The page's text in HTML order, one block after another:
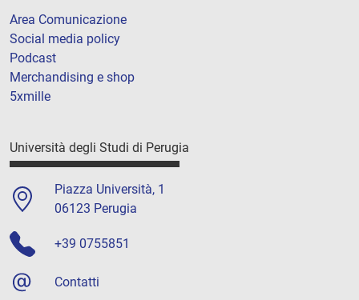
Area Comunicazione
Social media policy
Podcast
Merchandising e shop
5xmille
Università degli Studi di Perugia
Piazza Università, 1
06123 Perugia
+39 0755851
Contatti